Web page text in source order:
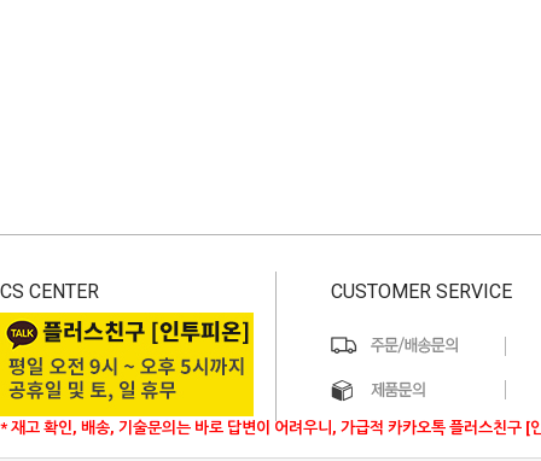
CS CENTER
* 재고 확인, 배송, 기술문의는 바로 답변이 어려우니, 가급적 카카오톡 플러스친구 [
CUSTOMER SERVICE